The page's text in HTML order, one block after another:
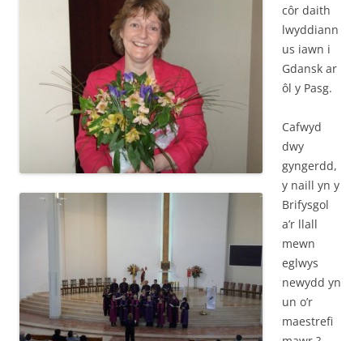
côr daith
lwyddiann
us iawn i
Gdansk ar
ôl y Pasg.
Cafwyd
dwy
gyngerdd,
y naill yn y
Brifysgol
a’r llall
mewn
eglwys
newydd yn
un o’r
maestrefi